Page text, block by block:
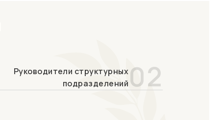
Руководители структурных
подразделений 02